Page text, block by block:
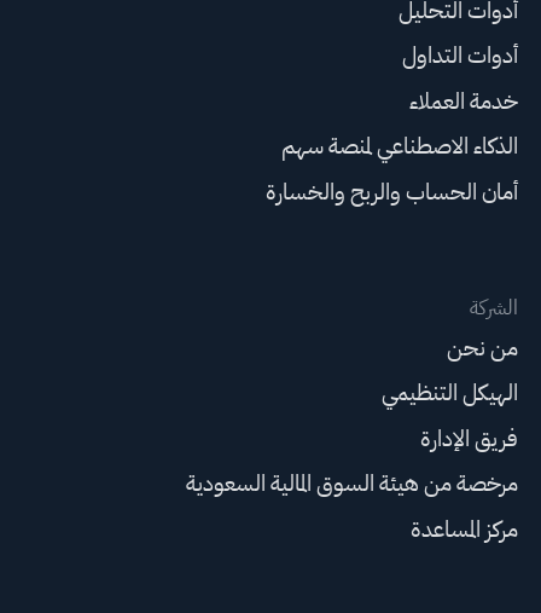
أدوات التحليل
أدوات التداول
خدمة العملاء
الذكاء الاصطناعي لمنصة سهم
أمان الحساب والربح والخسارة
الشركة
من نحن
الهيكل التنظيمي
فريق الإدارة
مرخصة من هيئة السوق المالية السعودية
مركز المساعدة